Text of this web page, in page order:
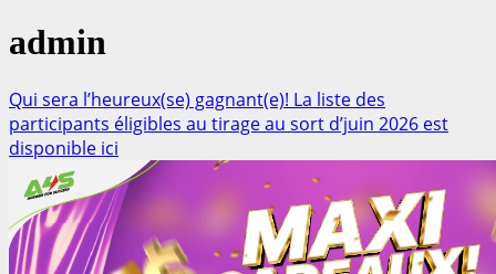
admin
Qui sera l’heureux(se) gagnant(e)! La liste des
participants éligibles au tirage au sort d’juin 2026 est
disponible ici